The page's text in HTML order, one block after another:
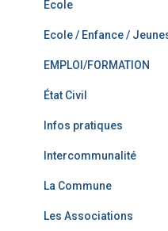
Ecole
Ecole / Enfance /
EMPLOI/FORMATION
État Civil
Infos pratiques
Intercommunalité
La Commune
Les Associations